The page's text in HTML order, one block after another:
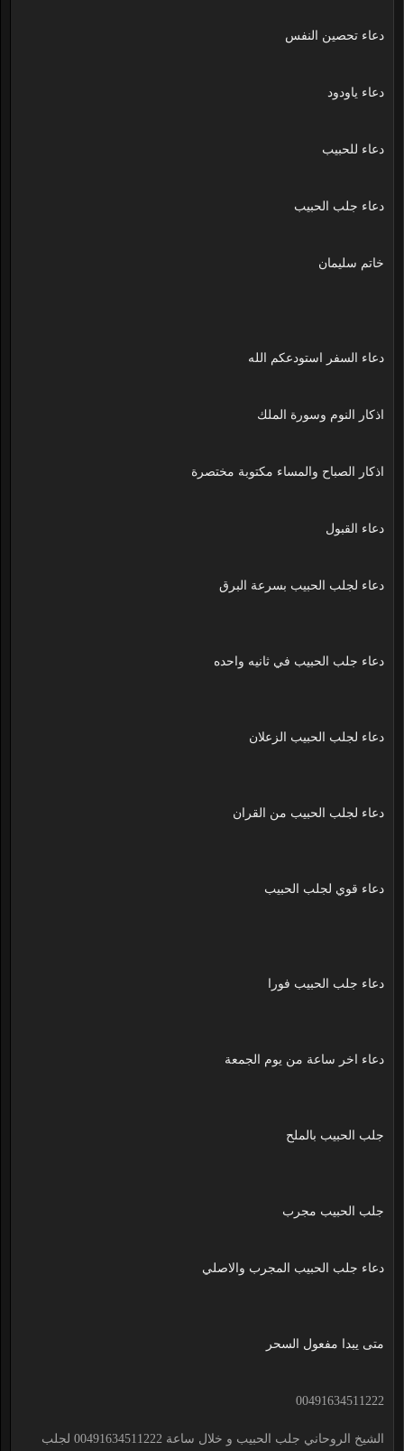
دعاء تحصين النفس
دعاء ياودود
دعاء للحبيب
دعاء جلب الحبيب
خاتم سليمان
دعاء السفر استودعكم الله
اذكار النوم وسورة الملك
اذكار الصباح والمساء مكتوبة مختصرة
دعاء القبول
دعاء لجلب الحبيب بسرعة البرق
دعاء جلب الحبيب في ثانيه واحده
دعاء لجلب الحبيب الزعلان
دعاء لجلب الحبيب من القران
دعاء قوي لجلب الحبيب
دعاء جلب الحبيب فورا
دعاء اخر ساعة من يوم الجمعة
جلب الحبيب بالملح
جلب الحبيب مجرب
دعاء جلب الحبيب المجرب والاصلي
متى يبدا مفعول السحر
00491634511222
الشيخ الروحاني جلب الحبيب و خلال ساعة 00491634511222 لجلب